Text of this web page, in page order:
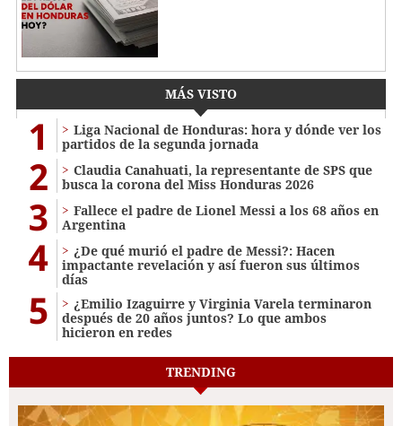
MÁS VISTO
1
Liga Nacional de Honduras: hora y dónde ver los
partidos de la segunda jornada
2
Claudia Canahuati, la representante de SPS que
busca la corona del Miss Honduras 2026
3
Fallece el padre de Lionel Messi a los 68 años en
Argentina
4
¿De qué murió el padre de Messi?: Hacen
impactante revelación y así fueron sus últimos
días
5
¿Emilio Izaguirre y Virginia Varela terminaron
después de 20 años juntos? Lo que ambos
hicieron en redes
TRENDING